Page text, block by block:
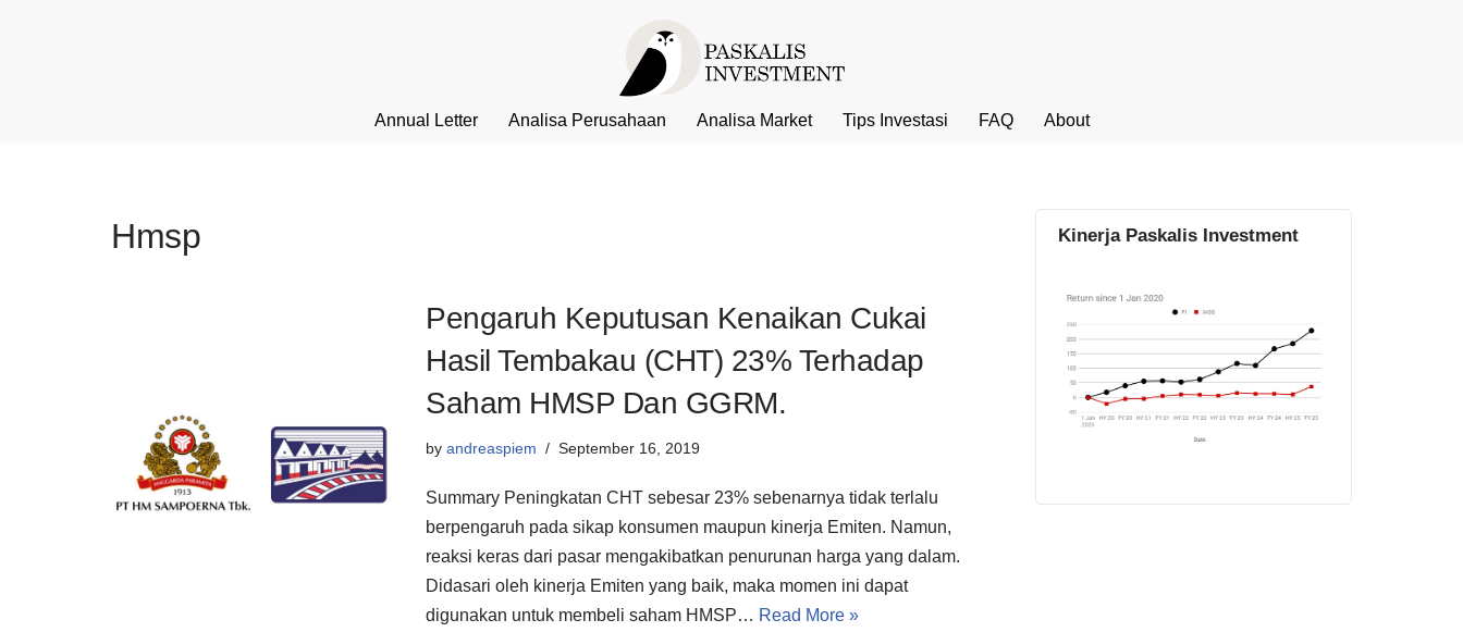
Annual Letter Analisa Perusahaan Analisa Market Tips Investasi FAQ About
Hmsp
Pengaruh Keputusan Kenaikan Cukai
Hasil Tembakau (CHT) 23% Terhadap
Saham HMSP Dan GGRM.
byandreaspiem September 16, 2019
Summary Peningkatan CHT sebesar 23% sebenarnya tidak terlalu
berpengaruh pada sikap konsumen maupun kinerja Emiten. Namun,
reaksi keras dari pasar mengakibatkan penurunan harga yang dalam.
Didasari oleh kinerja Emiten yang baik, maka momen ini dapat
digunakan untuk membeli saham HMSP… Read More »
Kinerja Paskalis Investment